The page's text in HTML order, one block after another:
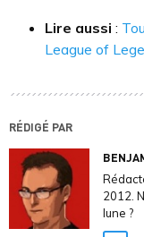
Lire aussi :
League of
RÉDIGÉ PAR
2012.
lune ?